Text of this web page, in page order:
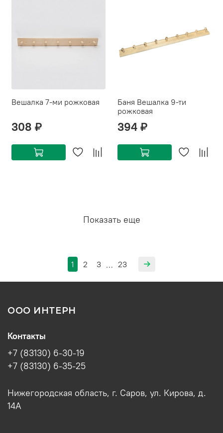
Вешалка 7-ми рожковая
308 ₽
Баня Вешалка 9-ти
рожковая
394 ₽
Показать еще
1 2 3 … 23
ООО ИНТЕРН
Контакты
+7 (83130) 6-30-19
+7 (83130) 6-35-25
Нижегородская область, г. Саров, ул. Кирова, д.
14А